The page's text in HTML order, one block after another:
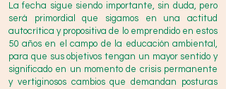
La fecha sigue siendo importante, sin duda, pero
será primordial que sigamos en una actitud
autocrítica y propositiva de lo emprendido en estos
50 años en el campo de la educación ambiental,
para que sus objetivos tengan un mayor sentido y
significado en un momento de crisis permanente
y vertiginosos cambios que demandan posturas